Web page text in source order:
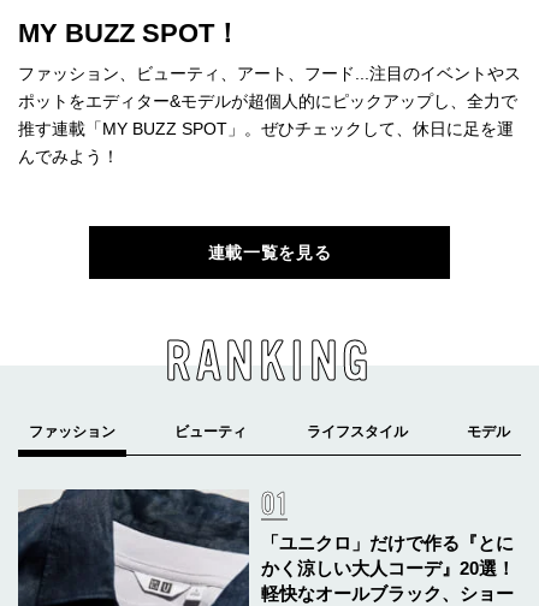
MY BUZZ SPOT！
ファッション、ビューティ、アート、フード...注目のイベントやス
ポットをエディター&モデルが超個人的にピックアップし、全力で
推す連載「MY BUZZ SPOT」。ぜひチェックして、休日に足を運
んでみよう！
連載一覧を見る
RANKING
「ユニクロ」だけで作る『とに
かく涼しい大人コーデ』20選！
軽快なオールブラック、ショー